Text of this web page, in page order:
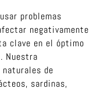
problemas
negativamente
clave en el óptimo
Nuestra
de
sardinas,